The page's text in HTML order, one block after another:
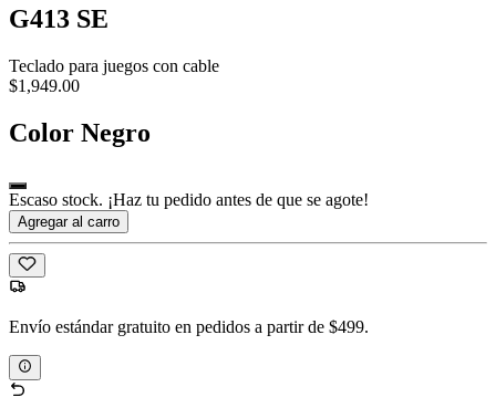
G413 SE
Teclado para juegos con cable
$1,949.00
Color Negro
Escaso stock. ¡Haz tu pedido antes de que se agote!
Agregar al carro
Envío estándar gratuito en pedidos a partir de $499.